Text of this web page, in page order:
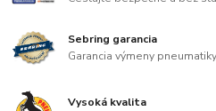
Sebring garancia
Garancia výmeny
Vysoká kvalita